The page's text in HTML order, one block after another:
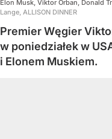
Elon Musk, Viktor Orban, Donald
Lange, ALLISON DINNER
Premier Węgier
w poniedziałek w
i Elonem Muskiem.